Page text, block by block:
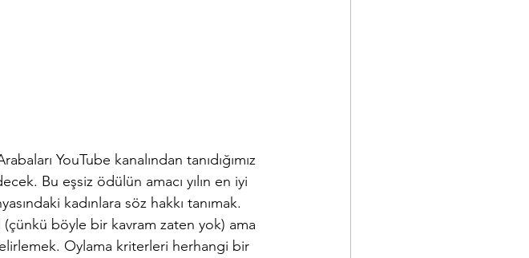
YouTube kanalından tanıdığımız
Bu eşsiz ödülün amacı yılın en iyi
kadınlara söz hakkı tanımak.
(çünkü böyle bir kavram zaten yok) ama
Oylama kriterleri herhangi bir